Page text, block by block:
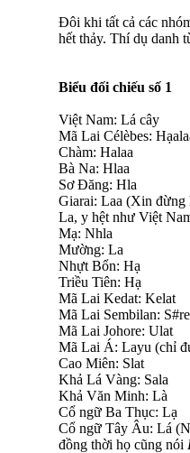
Đôi khi tất cả các
hết thảy. Thí dụ danh
Biểu đối chiếu số 1
Việt Nam: Lá cây
Mã Lai Célèbes:
Chàm: Halaa
Bà Na: Hlaa
Sơ Đăng: Hla
Giarai: Laa (Xin đừng
La, y hệt như Việt
Mạ: Nhla
Mường: La
Nhựt Bổn: Hạ
Triều Tiên: Hạ
Mã Lai Kedat: Kelat
Mã Lai Sembilan:
Mã Lai Johore: Ulat
Mã Lai Á: Layu (chỉ
Cao Miên: Slat
Khả Lá Vàng: Sala
Khả Văn Minh: Là
Cổ ngữ Ba Thục: Lạ
Cổ ngữ Tây Âu: Lá
đồng thời họ cũng nói